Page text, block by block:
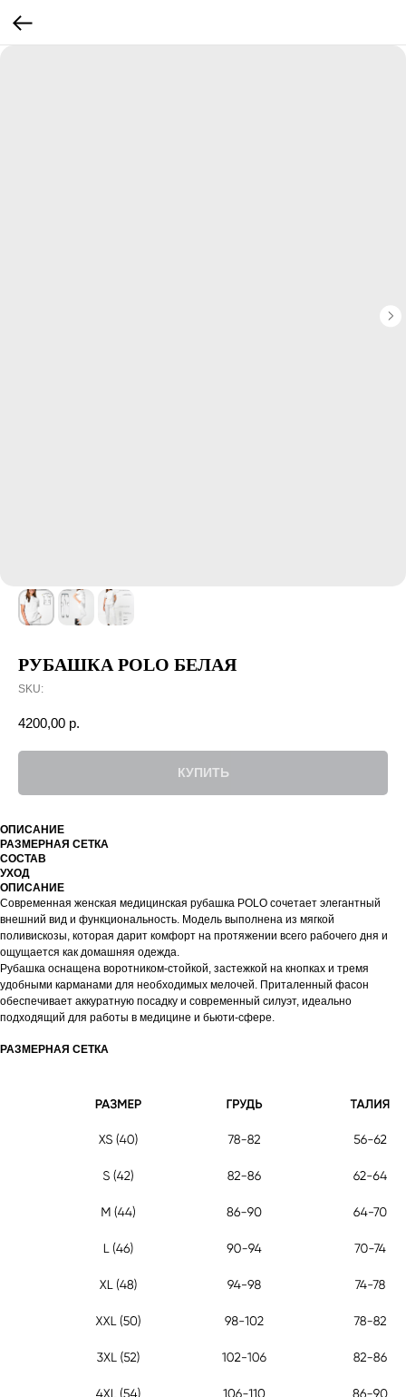
РУБАШКА POLO БЕЛАЯ
SKU:
4200,00 р.
КУПИТЬ
ОПИСАНИЕ
РАЗМЕРНАЯ СЕТКА
СОСТАВ
УХОД
ОПИСАНИЕ
Современная женская медицинская рубашка POLO сочетает элегантный
внешний вид и функциональность. Модель выполнена из мягкой
поливискозы, которая дарит комфорт на протяжении всего рабочего дня и
ощущается как домашняя одежда.
Рубашка оснащена воротником-стойкой, застежкой на кнопках и тремя
удобными карманами для необходимых мелочей. Приталенный фасон
обеспечивает аккуратную посадку и современный силуэт, идеально
подходящий для работы в медицине и бьюти-сфере.
РАЗМЕРНАЯ СЕТКА